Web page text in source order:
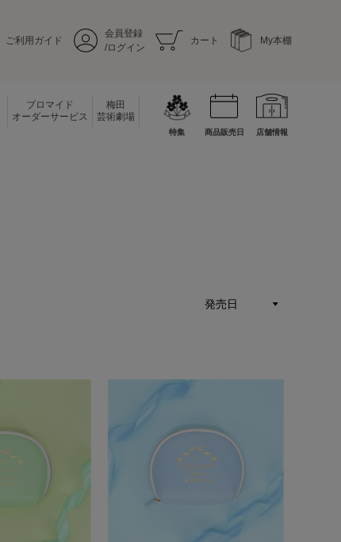
ご利用ガイド
会員登録
/ログイン
カート My本棚
ブロマイド
オーダーサービス
梅田
芸術劇場
特集 商品販売日 店舗情報